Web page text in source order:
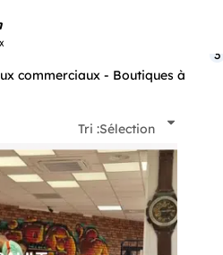
commerciaux - Boutiques à
3
Tri :Sélection